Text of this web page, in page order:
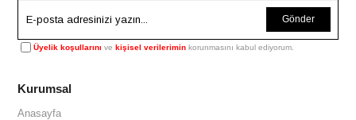
Gönder
Üyelik koşullarını vekişisel verilerimin korunmasını kabul ediyorum.
Kurumsal
Anasayfa